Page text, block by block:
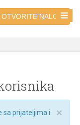
OTVORITE NALOG
BS
×
sa prijateljima i